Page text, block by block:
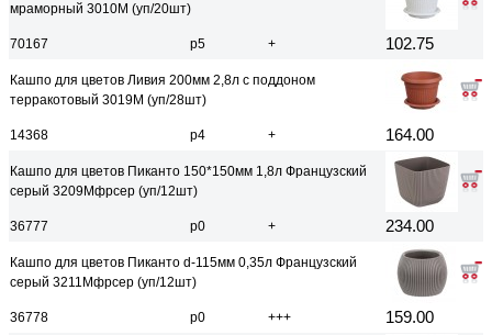
мраморный 3010M (уп/20шт)
70167 р5 + 102.75
Кашпо для цветов Ливия 200мм 2,8л с поддоном
терракотовый 3019M (уп/28шт)
14368 р4 + 164.00
Кашпо для цветов Пиканто 150*150мм 1,8л Французский
серый 3209Mфрсер (уп/12шт)
36777 р0 + 234.00
Кашпо для цветов Пиканто d-115мм 0,35л Французский
серый 3211Mфрсер (уп/12шт)
36778 р0 +++ 159.00